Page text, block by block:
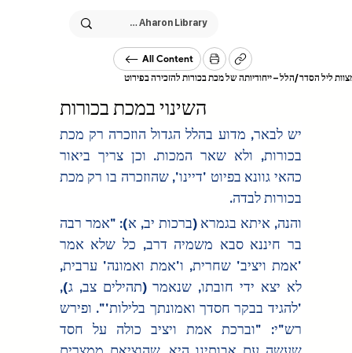
All Content
הלל – ייחודיותה של מכת בכורות להזכירה בפירוט/ליל הסדר
השינוי במכת בכורות
בכורות לבדה.